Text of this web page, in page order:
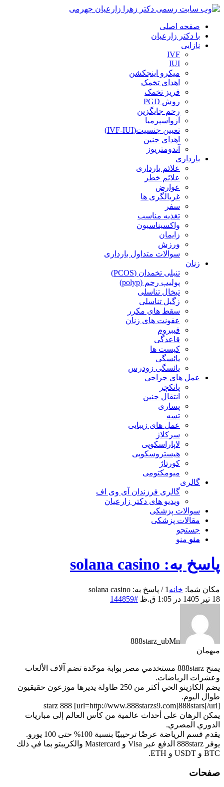
صفحه اصلی
با دکتر زارعیان
نازایی
IVF
IUI
میکرو اینجکشن
اهدای تخمک
فریز تخمک
روش PGD
رحم جایگزین
آزواسپرمیا
تعیین جنسیت(IVF-IUI)
اهدای جنین
آندومتریوز
بارداری
علائم بارداری
علائم خطر
عوارض
غربالگری ها
سفر
تغذیه مناسب
واکسیناسیون
زایمان
ورزش
سوالات متداول بارداری
زنان
تنبلی تخمدان (PCOS)
پولیپ رحم (polyp)
تبخال تناسلی
زگیل تناسلی
سقط های مکرر
عفونت های زنان
فیبروم
قاعدگی
کیست ها
یائسگی
یائسگی زودرس
عمل های جراحی
پانکچر
انتقال جنین
پساری
تسه
عمل های زیبایی
سرکلاژ
لاپاراسکوپی
هیستروسکوپی
کورتاژ
میومکتومی
گالری
گالری فرزندان آی وی اف
ویدیو های دکتر زارعیان
سوالات پزشکی
مقالات پزشکی
جستجو
منو منو
پاسخ به: solana casino
مکان شما: خانه 1
/ پاسخ به: solana casino
18 تیر 1405 در 1:05 ق.ظ
#144859
888starz_ubMn
میهمان
يمنح 888starz مستخدمي مصر بوابة موحّدة تضم آلاف الألعاب
وعشرات الرياضات.
يضم الكازينو الحي أكثر من 250 طاولة يديرها موزعون حقيقيون
طوال اليوم.
starz 888 [url=http://www.888starzs9.com]888stars[/url]
يمكن الرهان على أحداث عالمية من كأس العالم إلى مباريات
الدوري المصري.
يقدم قسم الرياضة عرضًا ترحيبيًا بنسبة 100% حتى 100 يورو.
يوفر 888starz الدفع عبر Visa و Mastercard والكريبتو بما في ذلك
BTC و USDT و ETH.
صفحات